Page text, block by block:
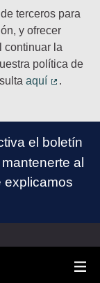
terceros para
y ofrecer
continuar la
política de
aquí
.
el boletín
al
explicamos